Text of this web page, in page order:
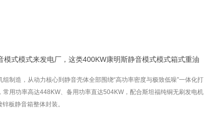
模式模式来发电厂，这类400KW康明斯静音模式模式箱式重油
制造，从动力核心到静音壳体全部围绕“高功率密度与极致低噪”一体化打
常用功率高达448KW、备用功率直达504KW，配合斯坦福纯铜无刷发电机
板静音箱整体封装。